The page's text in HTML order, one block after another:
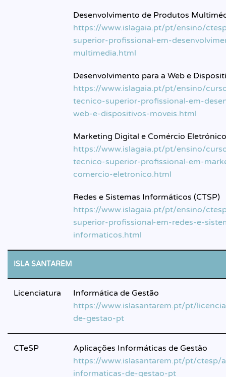
Desenvolvimento de Produtos
https://www.islagaia.pt/pt/ensino/
superior-profissional-em-
multimedia.html
Desenvolvimento para a Web e
https://www.islagaia.pt/pt/ensino/
tecnico-superior-profissional-em-
web-e-dispositivos-moveis.html
Marketing Digital e Comércio
https://www.islagaia.pt/pt/ensino/
tecnico-superior-profissional-em-
comercio-eletronico.html
Redes e Sistemas Informáticos (CTSP)
https://www.islagaia.pt/pt/ensino/
superior-profissional-em-redes-e-
informaticos.html
ISLA SANTARÉM
Licenciatura
Informática de Gestão
https://www.islasantarem.pt/pt/
de-gestao-pt
CTeSP
Aplicações Informáticas de Gestão
https://www.islasantarem.pt/pt/ctesp/
informaticas-de-gestao-pt